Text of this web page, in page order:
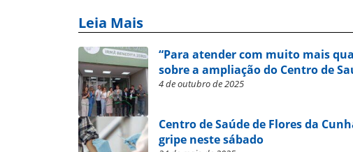
Leia Mais
“Para atender com muito mais
sobre a ampliação do Centro de
4 de outubro de 2025
Centro de Saúde de Flores da
gripe neste sábado